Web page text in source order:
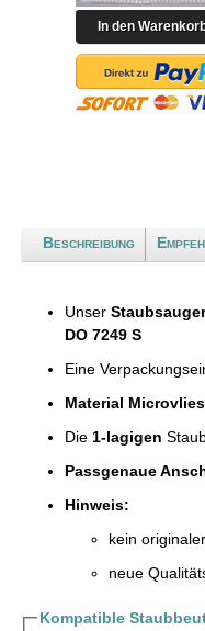
Beschreibung
Unser
DO 7249 S
Eine
Material Microvlies
Die 1-lagigen
Passgenaue
Hinweis:
kein
neue
Kompatible